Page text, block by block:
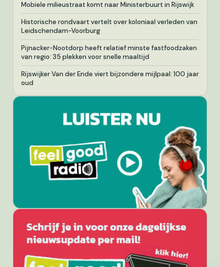
Mobiele milieustraat komt naar Ministerbuurt in Rijswijk
Historische rondvaart vertelt over koloniaal verleden van
Leidschendam-Voorburg
Pijnacker-Nootdorp heeft relatief minste fastfoodzaken
van regio: 35 plekken voor snelle maaltijd
Rijswijker Van der Ende viert bijzondere mijlpaal: 100 jaar
oud